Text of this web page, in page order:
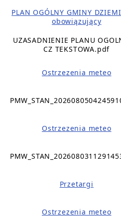
PLAN OGÓLNY GMINY
obowiązujący
UZASADNIENIE PLANU
CZ TEKSTOWA.pdf
Ostrzezenia meteo
Ostrzezenia meteo
Przetargi
Ostrzezenia meteo